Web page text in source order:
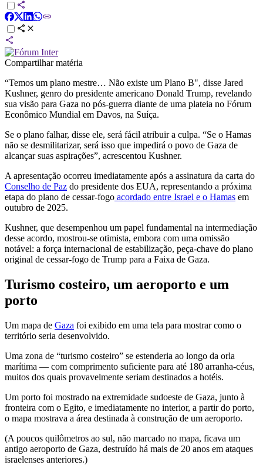
Compartilhar matéria
“Temos um plano mestre… Não existe um Plano B", disse Jared
Kushner, genro do presidente americano Donald Trump, revelando
sua visão para Gaza no pós-guerra diante de uma plateia no Fórum
Econômico Mundial em Davos, na Suíça.
Se o plano falhar, disse ele, será fácil atribuir a culpa. “Se o Hamas
não se desmilitarizar, será isso que impedirá o povo de Gaza de
alcançar suas aspirações”, acrescentou Kushner.
A apresentação ocorreu imediatamente após a assinatura da carta do
Conselho de Paz do presidente dos EUA, representando a próxima
etapa do plano de cessar-fogo acordado entre Israel e o Hamas em
outubro de 2025.
Kushner, que desempenhou um papel fundamental na intermediação
desse acordo, mostrou-se otimista, embora com uma omissão
notável: a força internacional de estabilização, peça-chave do plano
original de cessar-fogo de Trump para a Faixa de Gaza.
Turismo costeiro, um aeroporto e um
porto
Um mapa de Gaza foi exibido em uma tela para mostrar como o
território seria desenvolvido.
Uma zona de “turismo costeiro” se estenderia ao longo da orla
marítima — com comprimento suficiente para até 180 arranha-céus,
muitos dos quais provavelmente seriam destinados a hotéis.
Um porto foi mostrado na extremidade sudoeste de Gaza, junto à
fronteira com o Egito, e imediatamente no interior, a partir do porto,
o mapa mostrava a área destinada à construção de um aeroporto.
(A poucos quilômetros ao sul, não marcado no mapa, ficava um
antigo aeroporto de Gaza, destruído há mais de 20 anos em ataques
israelenses anteriores.)